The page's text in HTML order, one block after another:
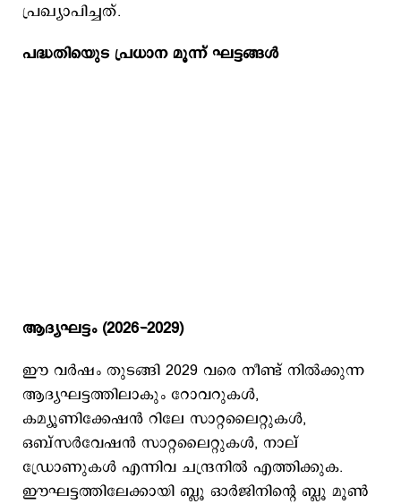
പ്രഖ്യാപിച്ചത്.
പദ്ധതിയുെട പ്രധാന മൂന്ന് ഘട്ടങ്ങള്‍
ആദ്യഘട്ടം (2026-2029)
ഈ വര്‍ഷം തുടങ്ങി 2029 വരെ നീണ്ട് നില്‍ക്കുന്ന
ആദ്യഘട്ടത്തിലാകും റോവറുകള്‍,
കമ്യൂണിക്കേഷന്‍ റിലേ സാറ്റലൈറ്റുകള്‍,
ഒബ്സര്‍വേഷന്‍ സാറ്റലൈറ്റുകള്‍, നാല്
‍ഡ്രോണുകള്‍ എന്നിവ ചന്ദ്രനില്‍ എത്തിക്കുക.
ഈഘട്ടത്തിലേക്കായി ബ്ലൂ ഓര്‍ജിനിന്റെ ബ്ലൂ മൂൺ